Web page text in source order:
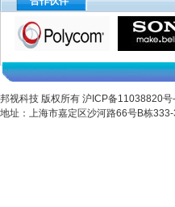
邦视科技 版权所有 沪ICP备11038820号
地址：上海市嘉定区沙河路66号B栋